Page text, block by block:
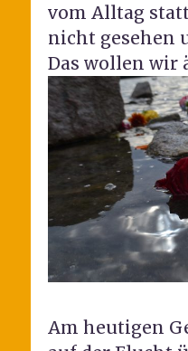
vom Alltag
nicht gesehen
Das wollen wir
Am heutigen